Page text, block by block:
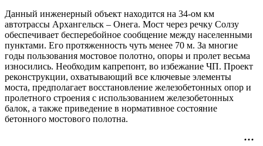
Данный инженерный объект находится на 34-ом км
автотрассы Архангельск – Онега. Мост через речку Солзу
обеспечивает бесперебойное сообщение между населенными
пунктами. Его протяженность чуть менее 70 м. За многие
годы пользования мостовое полотно, опоры и пролет весьма
износились. Необходим капрепонт, во избежание ЧП. Проект
реконструкции, охватывающий все ключевые элементы
моста, предполагает восстановление железобетонных опор и
пролетного строения с использованием железобетонных
балок, а также приведение в нормативное состояние
бетонного мостового полотна.